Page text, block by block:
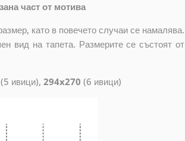
част от мотива
като в повечето случаи се намалява.
вид на тапета. Размерите се състоят от
(5 ивици), 294x270 (6 ивици)